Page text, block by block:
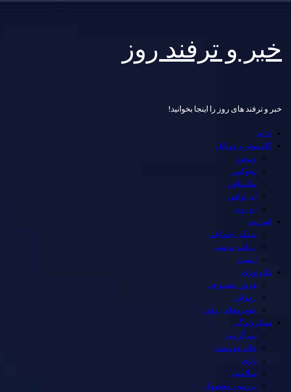
content
خبر و ترفند روز
خبر و ترفند های روز را اینجا بخوانید!
Primary
Menu
خانه
کامپیوتر و موبایل
ویندوز
لینوکس
مکینتاش
آی اواس
اندروید
اینترنت
شبکه اجتماعی
برنامه نویسی
امنیت
تکنولوژی
هوش مصنوعی
رمزارز
خودروهای برقی
سبک زندگی
سرگرمی
خانه هوشمند
بازی
سلامتی
بررسی محصول